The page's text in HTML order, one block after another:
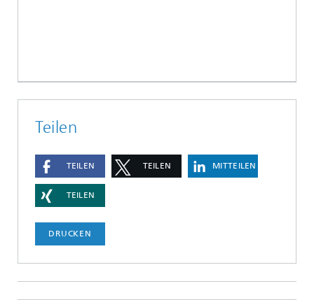
Teilen
TEILEN TEILEN MITTEILEN
TEILEN
DRUCKEN